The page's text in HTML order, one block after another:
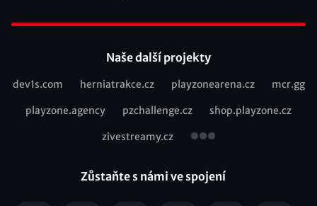
Naše další projekty
Recommended
dev1s.com herniatrakce.cz playzonearena.cz mcr.gg
playzone.agency pzchallenge.cz shop.playzone.cz
zivestreamy.cz
Zůstaňte s námi ve spojení